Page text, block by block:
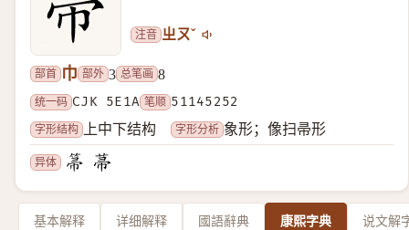
注音 ㄓㄡˇ
部首 巾 部外 3 总笔画 8
统一码 CJK 5E1A 笔顺 51145252
字形结构
上中下结构 字形分析 象形；像扫帚形
异体
基本解释 详细解释 國語辭典 康熙字典 说文解